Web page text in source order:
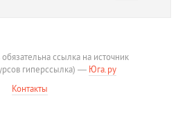
ссылка на источник
гиперссылка) — Юга.ру
Контакты